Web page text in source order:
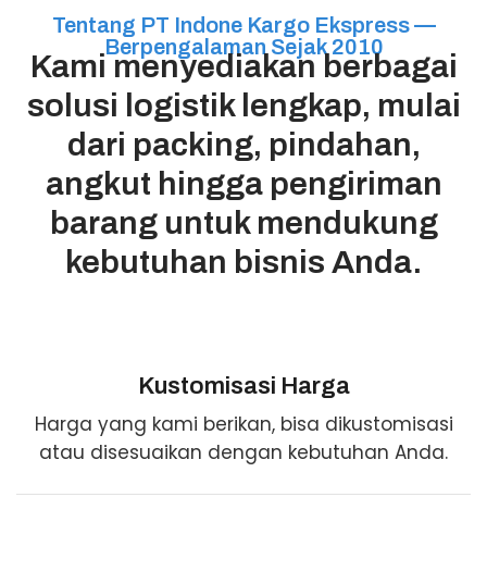
Tentang PT Indone Kargo Ekspress —
Berpengalaman Sejak 2010
Kami menyediakan berbagai
solusi logistik lengkap, mulai
dari packing, pindahan,
angkut hingga pengiriman
barang untuk mendukung
kebutuhan bisnis Anda.
Kustomisasi Harga
Harga yang kami berikan, bisa dikustomisasi
atau disesuaikan dengan kebutuhan Anda.